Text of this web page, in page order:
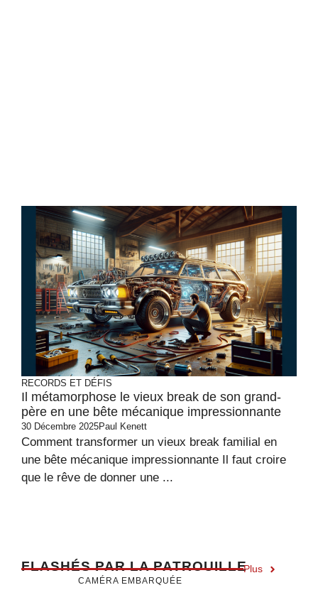
RECORDS ET DÉFIS
Il métamorphose le vieux break de son grand-
père en une bête mécanique impressionnante
30 Décembre 2025Paul Kenett
Comment transformer un vieux break familial en
une bête mécanique impressionnante Il faut croire
que le rêve de donner une ...
FLASHÉS PAR LA PATROUILLEPlus
CAMÉRA EMBARQUÉE